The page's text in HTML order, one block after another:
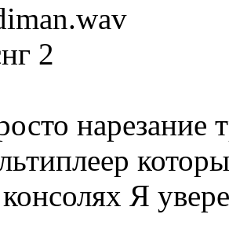
2
нарезание
Я